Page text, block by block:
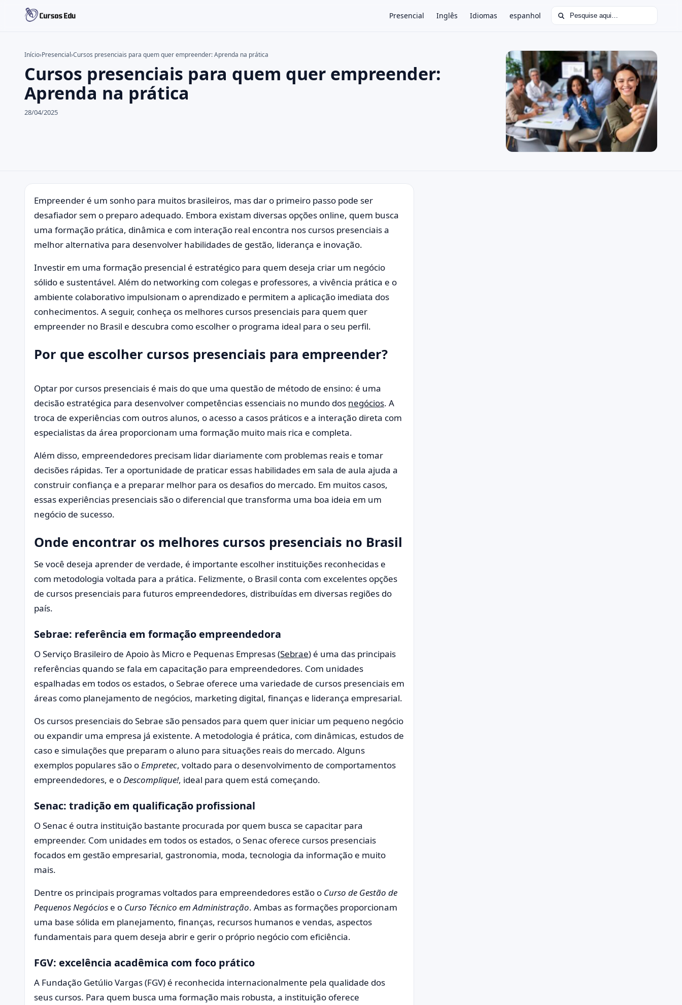
Presencial Inglês Idiomas espanhol Buscar por:
Buscar no site ×
Buscar por:
Pressione Enter para buscar ou ESC para fechar.
Início›Presencial›Cursos presenciais para quem quer empreender: Aprenda na prática
Cursos presenciais para quem quer empreender:
Aprenda na prática
28/04/2025
Empreender é um sonho para muitos brasileiros, mas dar o primeiro passo pode ser
desafiador sem o preparo adequado. Embora existam diversas opções online, quem busca
uma formação prática, dinâmica e com interação real encontra nos cursos presenciais a
melhor alternativa para desenvolver habilidades de gestão, liderança e inovação.
Investir em uma formação presencial é estratégico para quem deseja criar um negócio
sólido e sustentável. Além do networking com colegas e professores, a vivência prática e o
ambiente colaborativo impulsionam o aprendizado e permitem a aplicação imediata dos
conhecimentos. A seguir, conheça os melhores cursos presenciais para quem quer
empreender no Brasil e descubra como escolher o programa ideal para o seu perfil.
Por que escolher cursos presenciais para empreender?
Optar por cursos presenciais é mais do que uma questão de método de ensino: é uma
decisão estratégica para desenvolver competências essenciais no mundo dos negócios. A
troca de experiências com outros alunos, o acesso a casos práticos e a interação direta com
especialistas da área proporcionam uma formação muito mais rica e completa.
Além disso, empreendedores precisam lidar diariamente com problemas reais e tomar
decisões rápidas. Ter a oportunidade de praticar essas habilidades em sala de aula ajuda a
construir confiança e a preparar melhor para os desafios do mercado. Em muitos casos,
essas experiências presenciais são o diferencial que transforma uma boa ideia em um
negócio de sucesso.
Onde encontrar os melhores cursos presenciais no Brasil
Se você deseja aprender de verdade, é importante escolher instituições reconhecidas e
com metodologia voltada para a prática. Felizmente, o Brasil conta com excelentes opções
de cursos presenciais para futuros empreendedores, distribuídas em diversas regiões do
país.
Sebrae: referência em formação empreendedora
O Serviço Brasileiro de Apoio às Micro e Pequenas Empresas (Sebrae) é uma das principais
referências quando se fala em capacitação para empreendedores. Com unidades
espalhadas em todos os estados, o Sebrae oferece uma variedade de cursos presenciais em
áreas como planejamento de negócios, marketing digital, finanças e liderança empresarial.
Os cursos presenciais do Sebrae são pensados para quem quer iniciar um pequeno negócio
ou expandir uma empresa já existente. A metodologia é prática, com dinâmicas, estudos de
caso e simulações que preparam o aluno para situações reais do mercado. Alguns
exemplos populares são oEmpretec, voltado para o desenvolvimento de comportamentos
empreendedores, e oDescomplique!, ideal para quem está começando.
Senac: tradição em qualificação profissional
O Senac é outra instituição bastante procurada por quem busca se capacitar para
empreender. Com unidades em todos os estados, o Senac oferece cursos presenciais
focados em gestão empresarial, gastronomia, moda, tecnologia da informação e muito
mais.
Dentre os principais programas voltados para empreendedores estão o Curso de Gestão de
Pequenos Negócios e o Curso Técnico em Administração. Ambas as formações proporcionam
uma base sólida em planejamento, finanças, recursos humanos e vendas, aspectos
fundamentais para quem deseja abrir e gerir o próprio negócio com eficiência.
FGV: excelência acadêmica com foco prático
A Fundação Getúlio Vargas (FGV) é reconhecida internacionalmente pela qualidade dos
seus cursos. Para quem busca uma formação mais robusta, a instituição oferece